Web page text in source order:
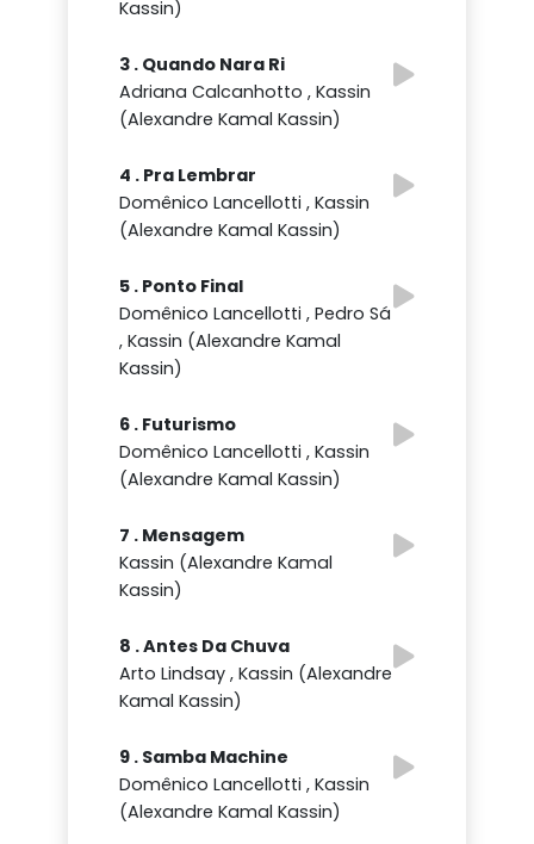
Kassin)
3 . Quando Nara Ri
Adriana Calcanhotto , Kassin
(Alexandre Kamal Kassin)
4 . Pra Lembrar
Domênico Lancellotti , Kassin
(Alexandre Kamal Kassin)
5 . Ponto Final
Domênico Lancellotti , Pedro Sá
, Kassin (Alexandre Kamal
Kassin)
6 . Futurismo
Domênico Lancellotti , Kassin
(Alexandre Kamal Kassin)
7 . Mensagem
Kassin (Alexandre Kamal
Kassin)
8 . Antes Da Chuva
Arto Lindsay , Kassin (Alexandre
Kamal Kassin)
9 . Samba Machine
Domênico Lancellotti , Kassin
(Alexandre Kamal Kassin)